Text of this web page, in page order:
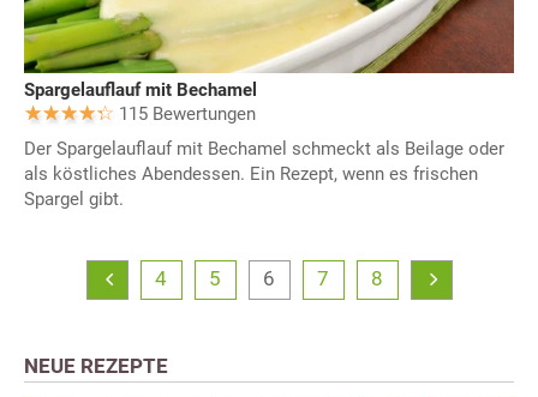
Spargelauflauf mit Bechamel
115 Bewertungen
Der Spargelauflauf mit Bechamel schmeckt als Beilage oder
als köstliches Abendessen. Ein Rezept, wenn es frischen
Spargel gibt.
4 5 6 7 8
NEUE REZEPTE